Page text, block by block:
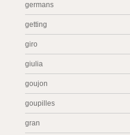
germans
getting
giro
giulia
goujon
goupilles
gran